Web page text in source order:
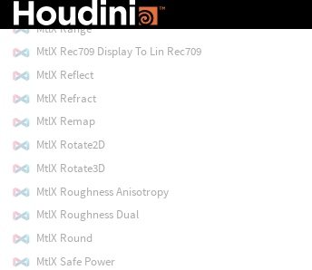
MtlX Random Float
MtlX Range
MtlX Rec709 Display To Lin Rec709
MtlX Reflect
MtlX Refract
MtlX Remap
MtlX Rotate2D
MtlX Rotate3D
MtlX Roughness Anisotropy
MtlX Roughness Dual
MtlX Round
MtlX Safe Power